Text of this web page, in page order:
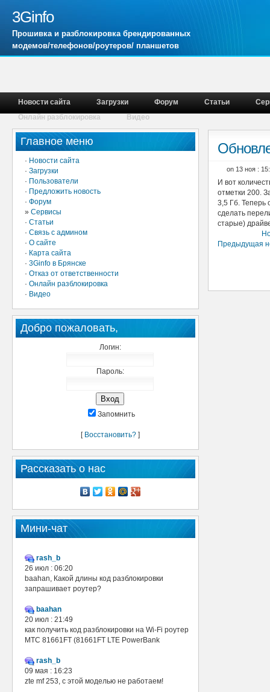
3Ginfo
Прошивка и разблокировка брендированных
модемов/телефонов/роутеров/ планшетов
Новости сайта Загрузки Форум Статьи
Онлайн разблокировка
Видео
Главное меню
· Новости сайта
· Загрузки
· Пользователи
· Предложить новость
· Форум
» Сервисы
· Статьи
· Связь с админом
· О сайте
· Карта сайта
· 3Ginfo в Брянске
· Отказ от ответственности
· Онлайн разблокировка
· Видео
Добро пожаловать,
Логин:
Пароль:
Запомнить
[ Восстановить?]
Рассказать о нас
Мини-чат
rash_b
26 июл : 06:20
baahan, Какой длины код разблокировки
запрашивает роутер?
baahan
20 июл : 21:49
как получить код разблокировки на Wi-Fi роутер
МТС 81661FT (81661FT LTE PowerBank
rash_b
09 мая : 16:23
zte mf 253, с этой моделью не работаем!
on 13 ноя :
И вот
отметки 200.
3,5 Гб. Теперь
сделать
старые)
Предыдущая